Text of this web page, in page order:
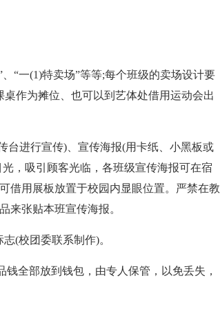
“一(1)特卖场”等等;每个班级的卖场设计要
作为摊位、也可以到艺体处借用运动会出
台进行宣传)、宣传海报(用卡纸、小黑板或
，吸引顾客光临，各班级宣传海报可在宿
借用展板放置于校园内显眼位置。严禁在教
来张贴本班宣传海报。
(校团委联系制作)。
全部放到钱包，由专人保管，以免丢失，